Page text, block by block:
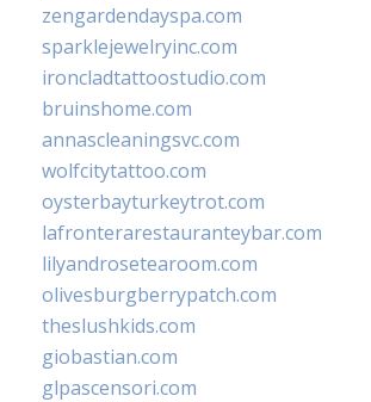
zengardendayspa.com
sparklejewelryinc.com
ironcladtattoostudio.com
bruinshome.com
annascleaningsvc.com
wolfcitytattoo.com
oysterbayturkeytrot.com
lafronterarestauranteybar.com
lilyandrosetearoom.com
olivesburgberrypatch.com
theslushkids.com
giobastian.com
glpascensori.com